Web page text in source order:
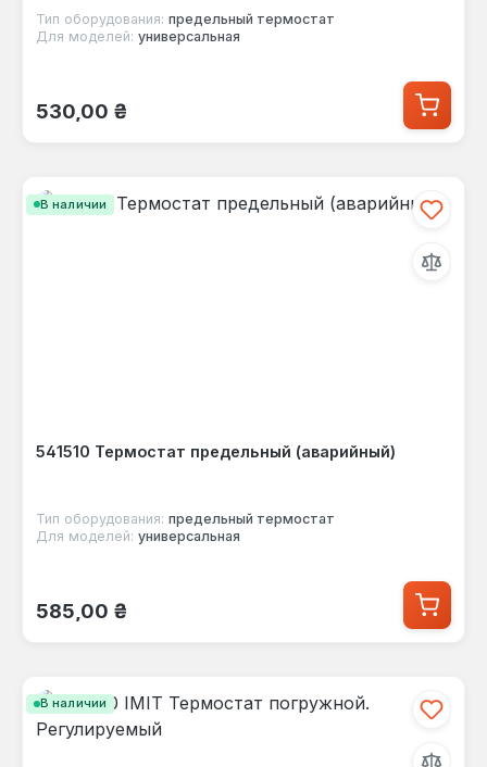
Тип оборудования: предельный термостат
Для моделей: универсальная
Обычная цена:
530,00 ₴
В наличии
541510 Термостат предельный (аварийный)
Тип оборудования: предельный термостат
Для моделей: универсальная
Обычная цена:
585,00 ₴
В наличии